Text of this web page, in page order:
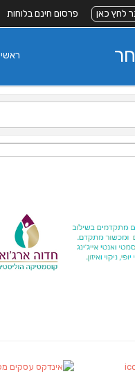
לחץ כאן פרסום חינם בלוחות
ראשי